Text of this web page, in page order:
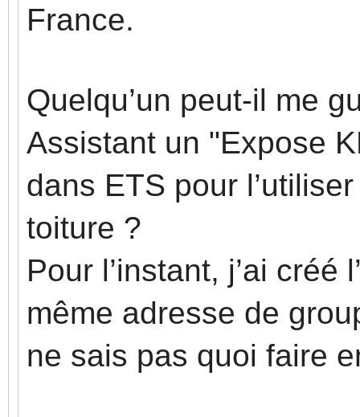
France.
Quelqu’un peut-il me
Assistant un "Expose
dans ETS pour
toiture ?
Pour l’instant, j’ai créé
même adresse de
ne sais pas quoi faire